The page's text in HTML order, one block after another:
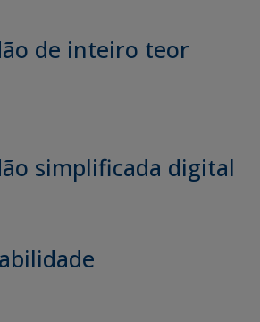
de inteiro teor
simplificada digital